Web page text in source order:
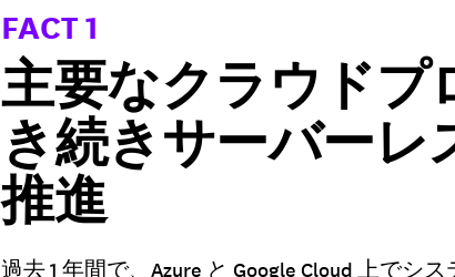
FACT 1
主要なクラウドプ
き続きサーバーレ
推進
過去 1 年間で、Azure と Google Cloud 上でシ